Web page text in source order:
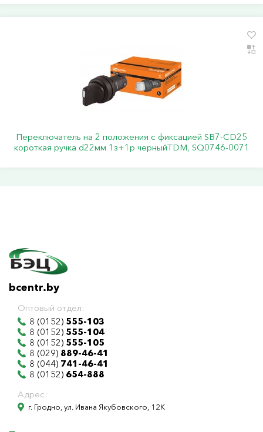
Переключатель на 2 положения с фиксацией SB7-CD25
короткая ручка d22мм 1з+1р черныйTDM, SQ0746-0071
bcentr.by
Оптовый отдел:
8 (0152) 555-103
8 (0152) 555-104
8 (0152) 555-105
8 (029) 889-46-41
8 (044) 741-46-41
8 (0152) 654-888
Адрес:
г. Гродно, ул. Ивана Якубовского, 12К